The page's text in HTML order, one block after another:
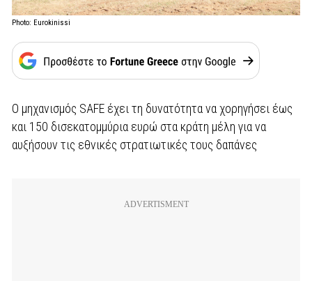
Photo: Eurokinissi
Ο μηχανισμός SAFE έχει τη δυνατότητα να χορηγήσει έως
και 150 δισεκατομμύρια ευρώ στα κράτη μέλη για να
αυξήσουν τις εθνικές στρατιωτικές τους δαπάνες